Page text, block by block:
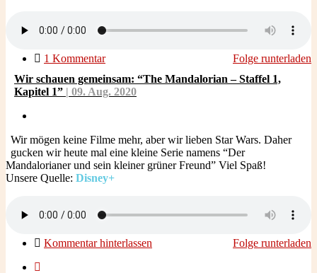
Folge runterladen
1 Kommentar
Wir schauen gemeinsam: “The Mandalorian – Staffel 1,
Kapitel 1” | 09. Aug. 2020
Wir mögen keine Filme mehr, aber wir lieben Star Wars. Daher
gucken wir heute mal eine kleine Serie namens “Der
Mandalorianer und sein kleiner grüner Freund” Viel Spaß!
Unsere Quelle: Disney+
Folge runterladen
Kommentar hinterlassen